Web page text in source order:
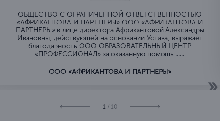
ОБЩЕСТВО C ОГРАНИЧЕННОЙ ОТВЕТСТВЕННОСТЬЮ
«АФРИКАНТОВА И ПАРТНЕРЫ» ООО «АФРИКАНТОВА И
ПАРТНЕРЫ» в лице директора Африкантовой Александры
Ивановны, действующей на основании Устава, выражает
благодарность ООО ОБРАЗОВАТЕЛЬНЫЙ ЦЕНТР
«ПРОФЕССИОНАЛ» за оказанную помощь ...
ООО «АФРИКАНТОВА И ПАРТНЕРЫ»
1 / 10